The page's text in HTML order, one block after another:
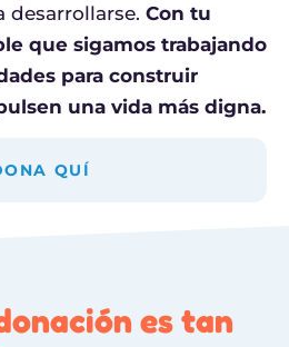
desarrollarse. Con tu
que sigamos trabajando
para construir
una vida más digna.
QUÍ
es tan